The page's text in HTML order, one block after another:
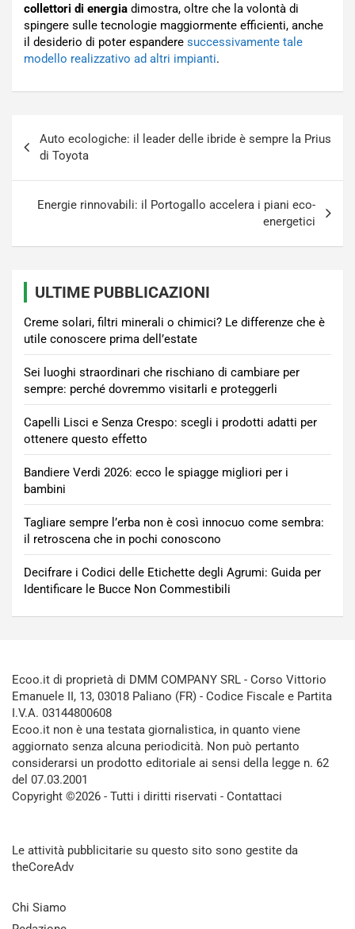
collettori di energia dimostra, oltre che la volontà di
spingere sulle tecnologie maggiormente efficienti, anche
il desiderio di poter espandere successivamente tale
modello realizzativo ad altri impianti.
articoli
Auto ecologiche: il leader delle ibride è sempre la Prius
di Toyota
Energie rinnovabili: il Portogallo accelera i piani eco-
energetici
ULTIME PUBBLICAZIONI
Creme solari, filtri minerali o chimici? Le differenze che è
utile conoscere prima dell’estate
Sei luoghi straordinari che rischiano di cambiare per
sempre: perché dovremmo visitarli e proteggerli
Capelli Lisci e Senza Crespo: scegli i prodotti adatti per
ottenere questo effetto
Bandiere Verdi 2026: ecco le spiagge migliori per i
bambini
Tagliare sempre l’erba non è così innocuo come sembra:
il retroscena che in pochi conoscono
Decifrare i Codici delle Etichette degli Agrumi: Guida per
Identificare le Bucce Non Commestibili
Ecoo.it di proprietà di DMM COMPANY SRL - Corso Vittorio
Emanuele II, 13, 03018 Paliano (FR) - Codice Fiscale e Partita
I.V.A. 03144800608
Ecoo.it non è una testata giornalistica, in quanto viene
aggiornato senza alcuna periodicità. Non può pertanto
considerarsi un prodotto editoriale ai sensi della legge n. 62
del 07.03.2001
Copyright ©2026 - Tutti i diritti riservati - Contattaci
Le attività pubblicitarie su questo sito sono gestite da
theCoreAdv
Chi Siamo